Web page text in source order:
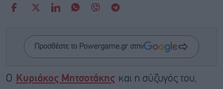
Προσθέστε το Powergame.gr στην
Ο Κυριάκος Μητσοτάκης και η σύζυγός του,